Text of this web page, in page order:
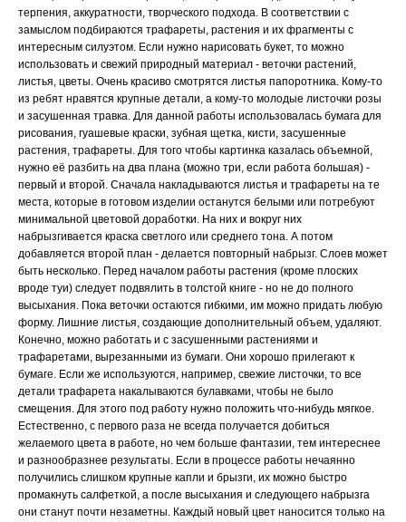
терпения, аккуратности, творческого подхода. В соответствии с
замыслом подбираются трафареты, растения и их фрагменты с
интересным силуэтом. Если нужно нарисовать букет, то можно
использовать и свежий природный материал - веточки растений,
листья, цветы. Очень красиво смотрятся листья папоротника. Кому-то
из ребят нравятся крупные детали, а кому-то молодые листочки розы
и засушенная травка. Для данной работы использовалась бумага для
рисования, гуашевые краски, зубная щетка, кисти, засушенные
растения, трафареты. Для того чтобы картинка казалась объемной,
нужно её разбить на два плана (можно три, если работа большая) -
первый и второй. Сначала накладываются листья и трафареты на те
места, которые в готовом изделии останутся белыми или потребуют
минимальной цветовой доработки. На них и вокруг них
набрызгивается краска светлого или среднего тона. А потом
добавляется второй план - делается повторный набрызг. Слоев может
быть несколько. Перед началом работы растения (кроме плоских
вроде туи) следует подвялить в толстой книге - но не до полного
высыхания. Пока веточки остаются гибкими, им можно придать любую
форму. Лишние листья, создающие дополнительный объем, удаляют.
Конечно, можно работать и с засушенными растениями и
трафаретами, вырезанными из бумаги. Они хорошо прилегают к
бумаге. Если же используются, например, свежие листочки, то все
детали трафарета накалываются булавками, чтобы не было
смещения. Для этого под работу нужно положить что-нибудь мягкое.
Естественно, с первого раза не всегда получается добиться
желаемого цвета в работе, но чем больше фантазии, тем интереснее
и разнообразнее результаты. Если в процессе работы нечаянно
получились слишком крупные капли и брызги, их можно быстро
промакнуть салфеткой, а после высыхания и следующего набрызга
они станут почти незаметны. Каждый новый цвет наносится только на